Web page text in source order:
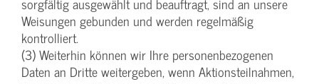
sorgfältig ausgewählt und beauftragt, sind an unsere
Weisungen gebunden und werden regelmäßig
kontrolliert.
(3) Weiterhin können wir Ihre personenbezogenen
Daten an Dritte weitergeben, wenn Aktionsteilnahmen,